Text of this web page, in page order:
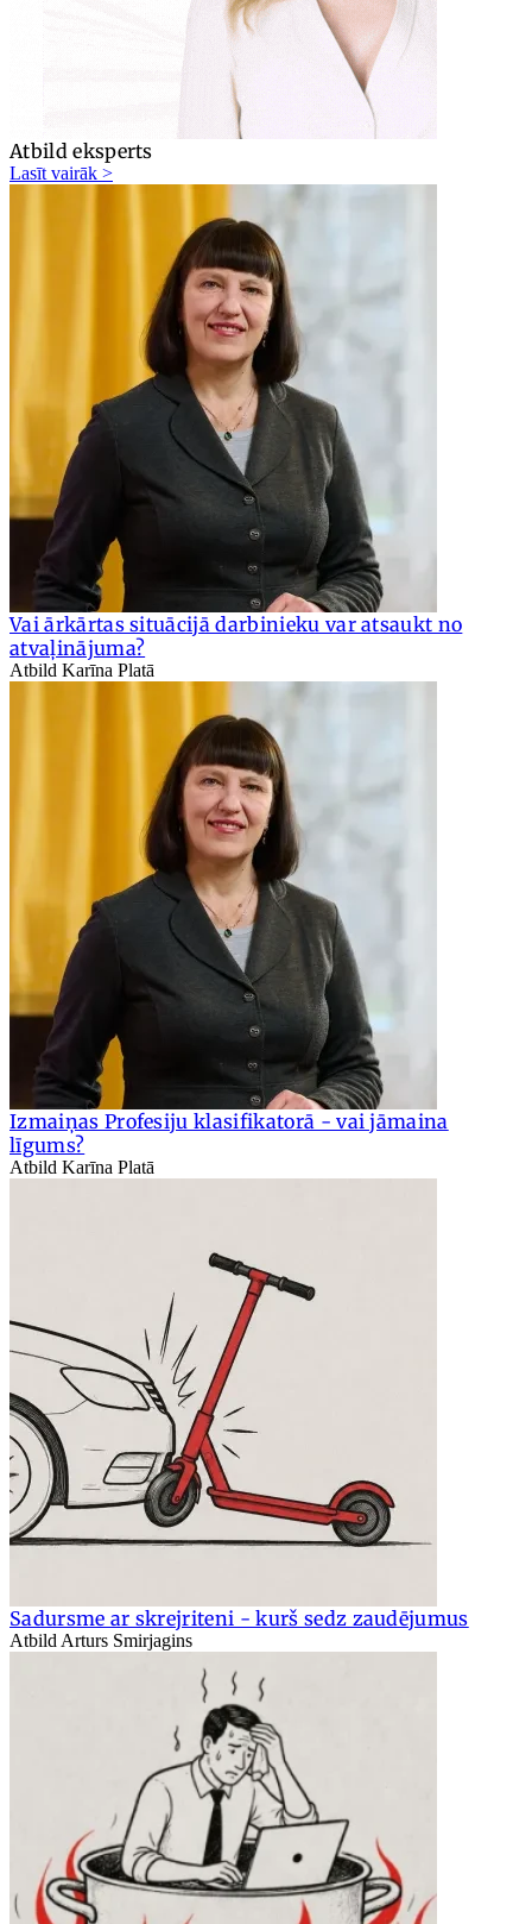
Atbild eksperts
Lasīt vairāk >
Vai ārkārtas situācijā darbinieku var atsaukt no
atvaļinājuma?
Atbild Karīna Platā
Izmaiņas Profesiju klasifikatorā - vai jāmaina
līgums?
Atbild Karīna Platā
Sadursme ar skrejriteni - kurš sedz zaudējumus
Atbild Arturs Smirjagins